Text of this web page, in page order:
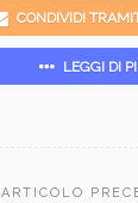
CONDIVIDI
LEGGI DI
ARTICOLO